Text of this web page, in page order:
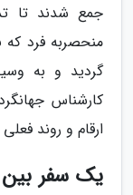
جمع شدند تا
کارشناس
ارقام و روند
یک سفر بین